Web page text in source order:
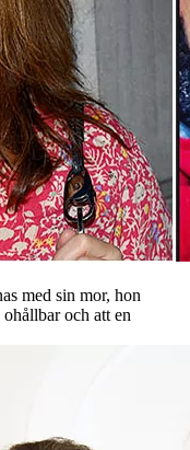
med sin mor, hon
och att en